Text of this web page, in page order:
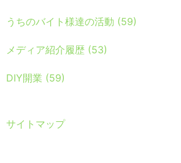
うちのバイト様達の活動 (59)
メディア紹介履歴 (53)
DIY開業 (59)
サイトマップ